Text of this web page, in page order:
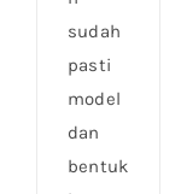
sudah
pasti
model
dan
bentuk